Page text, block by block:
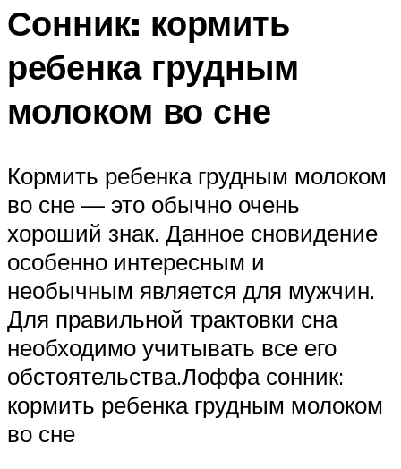
Сонник: кормить
ребенка грудным
молоком во сне
Кормить ребенка грудным молоком
во сне — это обычно очень
хороший знак. Данное сновидение
особенно интересным и
необычным является для мужчин.
Для правильной трактовки сна
необходимо учитывать все его
обстоятельства.Лоффа сонник:
кормить ребенка грудным молоком
во сне